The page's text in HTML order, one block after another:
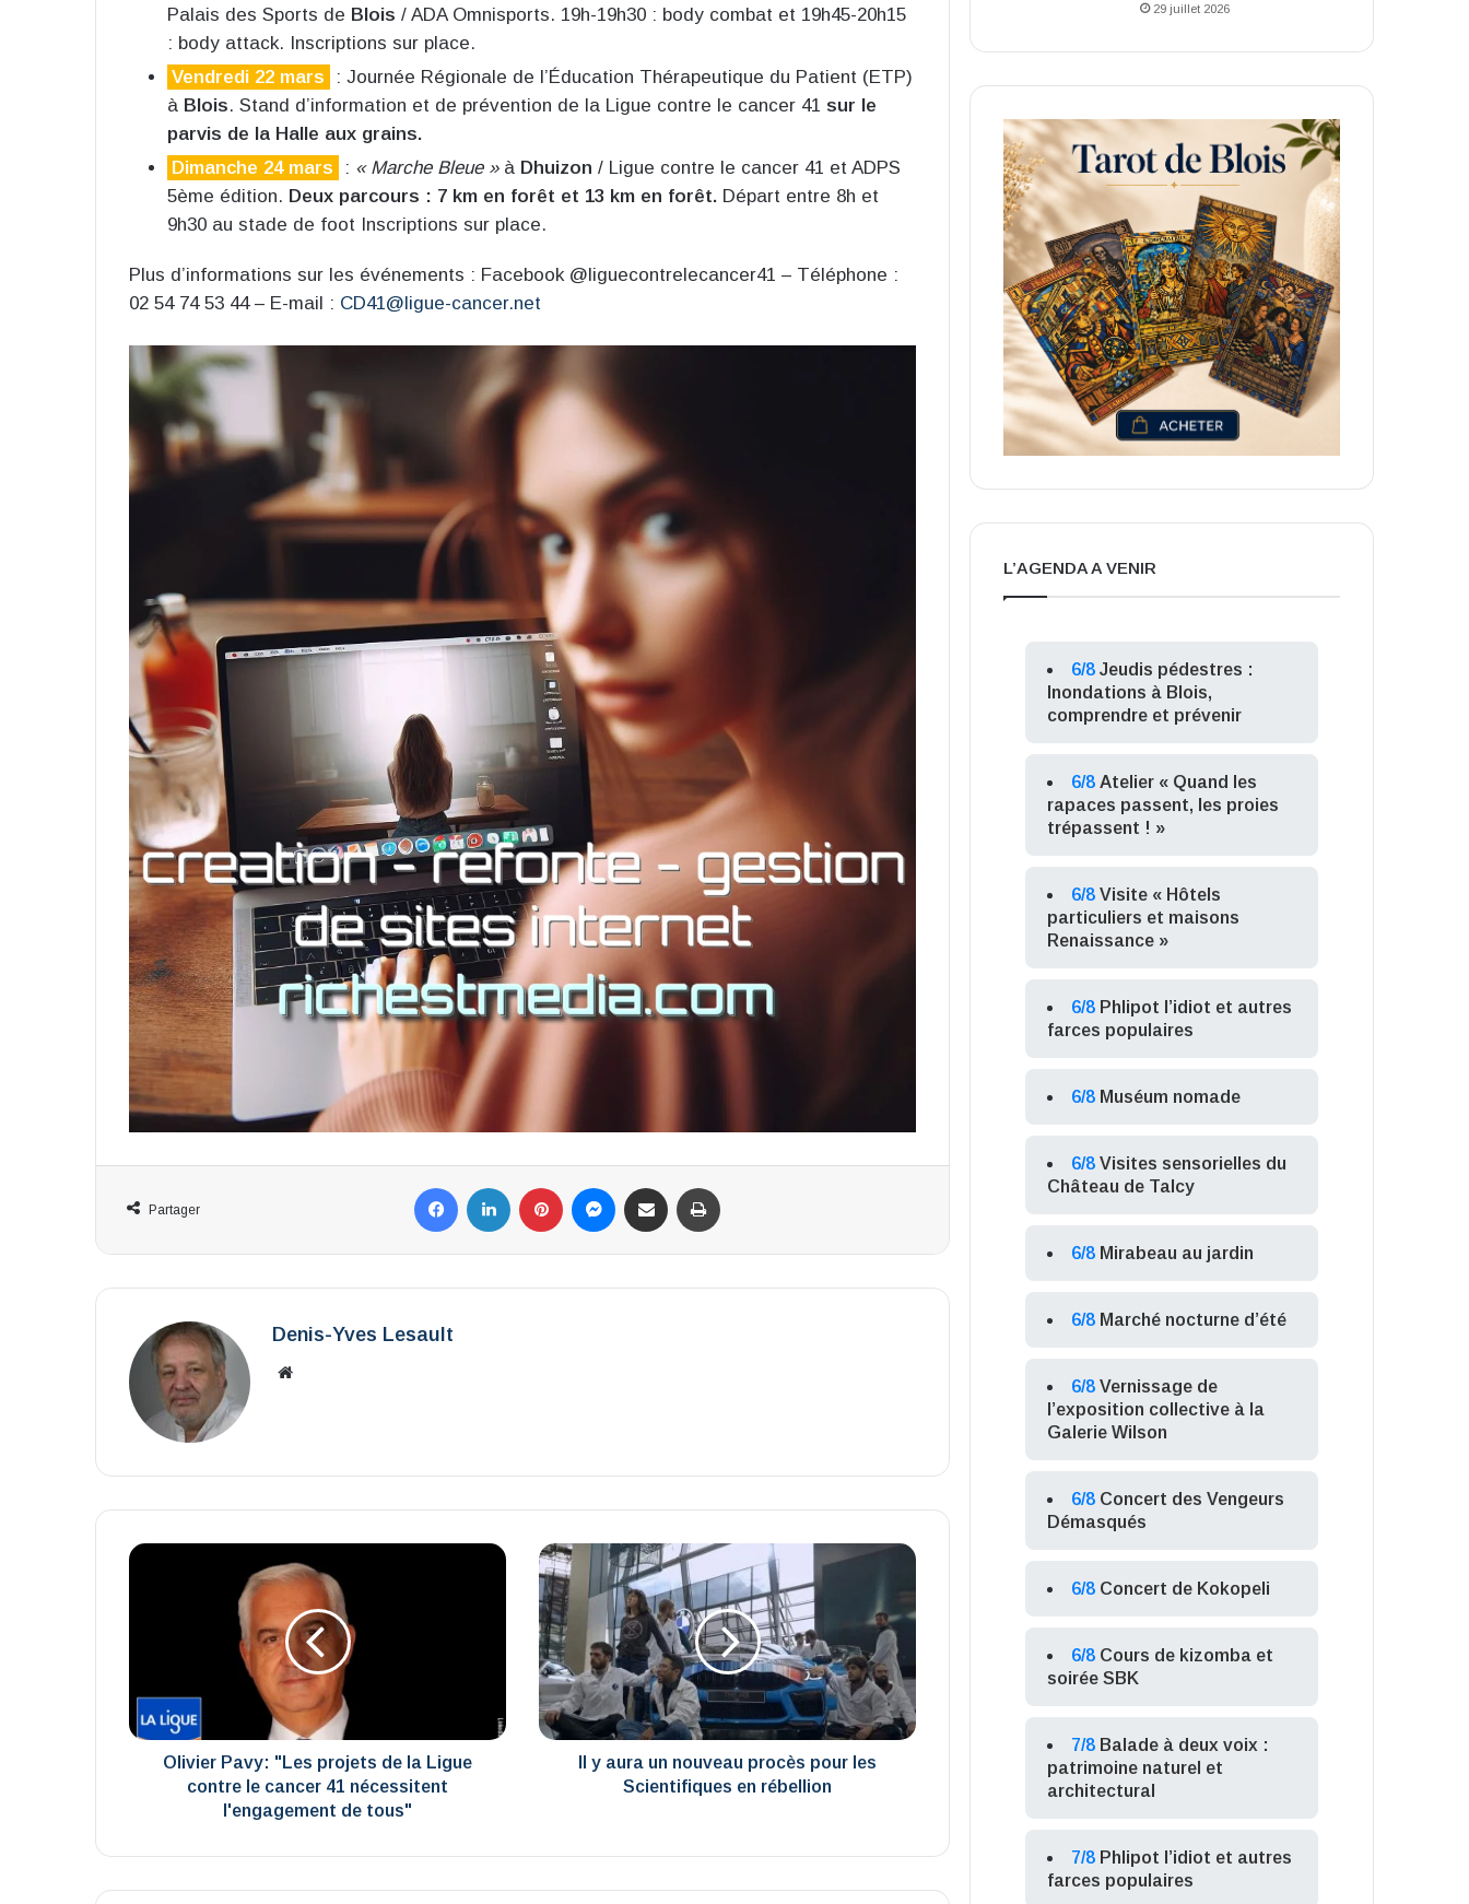
Palais des Sports de Blois / ADA Omnisports. 19h-19h30 : body combat et 19h45-20h15
: body attack. Inscriptions sur place.
Vendredi 22 mars
: Journée Régionale de l’Éducation Thérapeutique du Patient (ETP)
à Blois. Stand d’information et de prévention de la Ligue contre le cancer 41 sur le
parvis de la Halle aux grains.
Dimanche 24 mars
: « Marche Bleue »à Dhuizon / Ligue contre le cancer 41 et ADPS
5ème édition. Deux parcours : 7 km en forêt et 13 km en forêt. Départ entre 8h et
9h30 au stade de foot Inscriptions sur place.
Plus d’informations sur les événements : Facebook @liguecontrelecancer41 – Téléphone :
02 54 74 53 44 – E-mail : CD41@ligue-cancer.net
Partager
FacebookLinkedin PinterestMessenger
Partager par email
Denis-Yves Lesault
Olivier
contre
le
cancer 41
nécessitent
l'engagement
tous"
Olivier Pavy: "Les projets de la Ligue
contre le cancer 41 nécessitent
l'engagement de tous"
Il
y
aura
un
nouveau
procès
pour
les
Scientifiques
Il y aura un nouveau procès pour les
Scientifiques en rébellion
29 juillet 2026
L’AGENDA A VENIR
6/8 Jeudis pédestres :
Inondations à Blois,
comprendre et prévenir
6/8 Atelier « Quand les
rapaces passent, les proies
trépassent ! »
6/8 Visite « Hôtels
particuliers et maisons
Renaissance »
6/8 Phlipot l’idiot et autres
farces populaires
6/8 Muséum nomade
6/8 Visites sensorielles du
Château de Talcy
6/8 Mirabeau au jardin
6/8 Marché nocturne d’été
6/8 Vernissage de
l’exposition collective à la
Galerie Wilson
6/8 Concert des Vengeurs
Démasqués
6/8 Concert de Kokopeli
6/8 Cours de kizomba et
soirée SBK
7/8 Balade à deux voix :
patrimoine naturel et
architectural
7/8 Phlipot l’idiot et autres
farces populaires